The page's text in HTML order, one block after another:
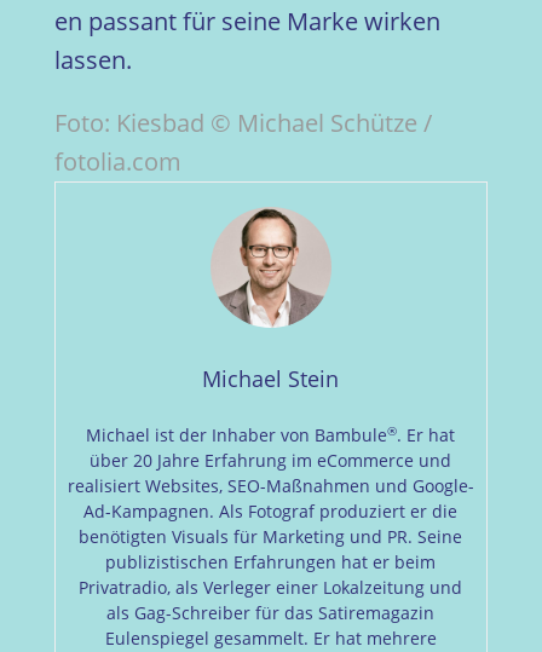
en passant für seine Marke wirken
lassen.
Foto: Kiesbad © Michael Schütze /
fotolia.com
Michael Stein
Michael ist der Inhaber von Bambule®. Er hat
über 20 Jahre Erfahrung im eCommerce und
realisiert Websites, SEO-Maßnahmen und Google-
Ad-Kampagnen. Als Fotograf produziert er die
benötigten Visuals für Marketing und PR. Seine
publizistischen Erfahrungen hat er beim
Privatradio, als Verleger einer Lokalzeitung und
als Gag-Schreiber für das Satiremagazin
Eulenspiegel gesammelt. Er hat mehrere